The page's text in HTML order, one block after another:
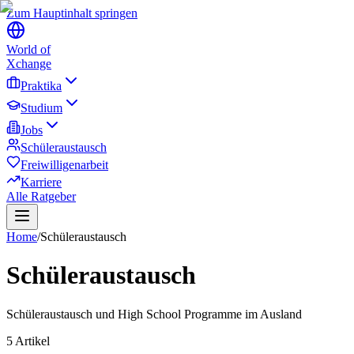
Zum Hauptinhalt springen
World of
Xchange
Praktika
Studium
Jobs
Schüleraustausch
Freiwilligenarbeit
Karriere
Alle Ratgeber
Home/Schüleraustausch
Schüleraustausch
Schüleraustausch und High School Programme im Ausland
5 Artikel